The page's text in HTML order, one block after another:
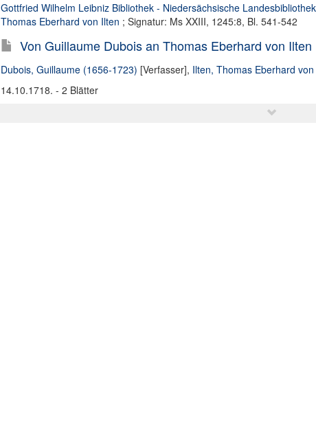
Gottfried Wilhelm Leibniz Bibliothek - Niedersächsische Landesbibliothek
Thomas Eberhard von Ilten ; Signatur: Ms XXIII, 1245:8, Bl. 541-542
Von Guillaume Dubois an Thomas Eberhard von Ilten
Dubois, Guillaume (1656-1723) [Verfasser], Ilten, Thomas Eberhard
14.10.1718. - 2 Blätter